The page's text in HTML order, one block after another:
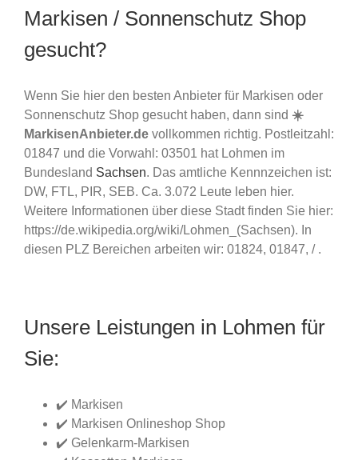
Markisen / Sonnenschutz Shop
gesucht?
Wenn Sie hier den besten Anbieter für Markisen oder
Sonnenschutz Shop gesucht haben, dann sind ☀️
MarkisenAnbieter.de vollkommen richtig. Postleitzahl:
01847 und die Vorwahl: 03501 hat Lohmen im
Bundesland Sachsen. Das amtliche Kennnzeichen ist:
DW, FTL, PIR, SEB. Ca. 3.072 Leute leben hier.
Weitere Informationen über diese Stadt finden Sie hier:
https://de.wikipedia.org/wiki/Lohmen_(Sachsen). In
diesen PLZ Bereichen arbeiten wir: 01824, 01847, / .
Unsere Leistungen in Lohmen für
Sie:
✔️ Markisen
✔️ Markisen Onlineshop Shop
✔️ Gelenkarm-Markisen